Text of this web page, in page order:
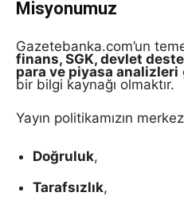
Misyonumuz
Gazetebanka.com’un
finans, SGK, devlet
para ve piyasa analizleri
bir bilgi kaynağı olmaktır.
Yayın politikamızın
Doğruluk,
Tarafsızlık,